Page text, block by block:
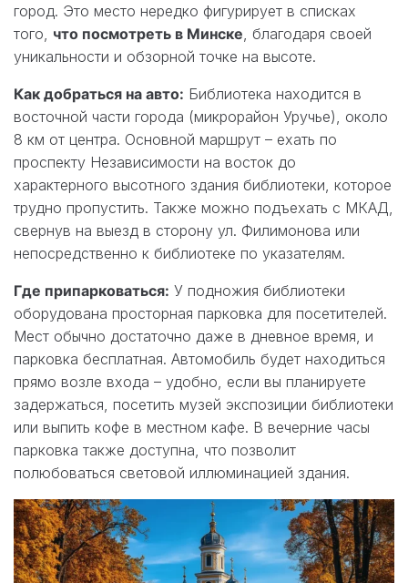
город. Это место нередко фигурирует в списках
того, что посмотреть в Минске , благодаря своей
уникальности и обзорной точке на высоте.
Как добраться на авто: Библиотека находится в
восточной части города (микрорайон Уручье), около
8 км от центра. Основной маршрут – ехать по
проспекту Независимости на восток до
характерного высотного здания библиотеки, которое
трудно пропустить. Также можно подъехать с МКАД,
свернув на выезд в сторону ул. Филимонова или
непосредственно к библиотеке по указателям.
Где припарковаться: У подножия библиотеки
оборудована просторная парковка для посетителей.
Мест обычно достаточно даже в дневное время, и
парковка бесплатная. Автомобиль будет находиться
прямо возле входа – удобно, если вы планируете
задержаться, посетить музей экспозиции библиотеки
или выпить кофе в местном кафе. В вечерние часы
парковка также доступна, что позволит
полюбоваться световой иллюминацией здания.